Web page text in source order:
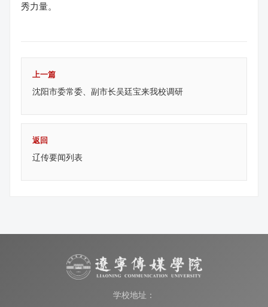
秀力量。
上一篇
沈阳市委常委、副市长吴廷宝来我校调研
返回
辽传要闻列表
学校地址：